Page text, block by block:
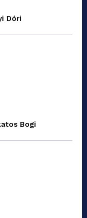
Dóri
Bogi